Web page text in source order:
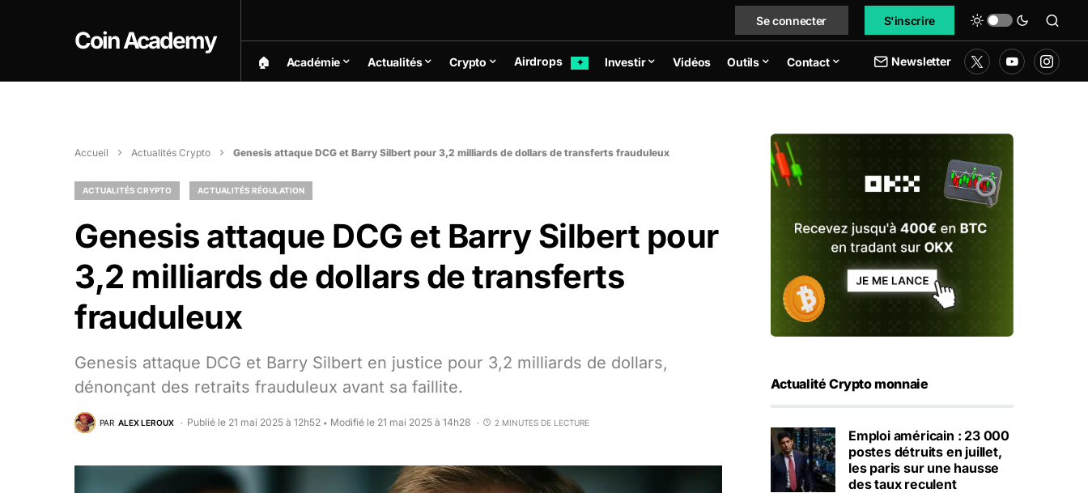
Coin Academy
Se connecter S'inscrire
🏠︎ Académie Actualités Crypto Airdrops ✦ Investir Vidéos Outils Contact Newsletter
Accueil Actualités Crypto Genesis attaque DCG et Barry Silbert pour 3,2 milliards de dollars de transferts frauduleux
ACTUALITÉS CRYPTO ACTUALITÉS RÉGULATION
Genesis attaque DCG et Barry Silbert pour
3,2 milliards de dollars de transferts
frauduleux
Genesis attaque DCG et Barry Silbert en justice pour 3,2 milliards de dollars,
dénonçant des retraits frauduleux avant sa faillite.
PAR ALEX LEROUX Publié le 21 mai 2025 à 12h52 • Modifié le 21 mai 2025 à 14h28 2 MINUTES DE LECTURE
Actualité Crypto monnaie
Emploi américain : 23 000
postes détruits en juillet,
les paris sur une hausse
des taux reculent